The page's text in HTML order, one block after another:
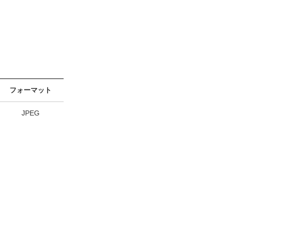
フォーマット
JPEG